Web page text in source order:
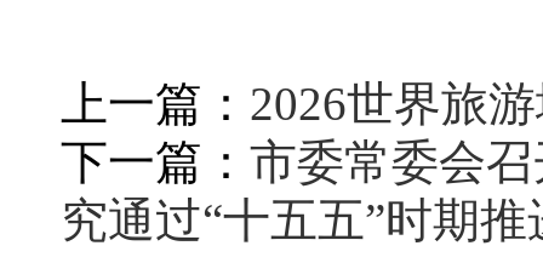
上一篇： 2026世界旅
下一篇： 市委常委会
究通过“十五五”时期